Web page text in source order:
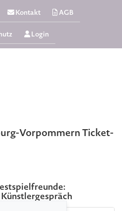
Kontakt AGB
Login
Vorpommern Ticket-